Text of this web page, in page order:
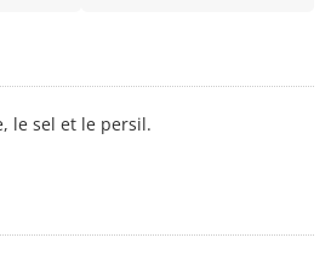
le sel et le persil.